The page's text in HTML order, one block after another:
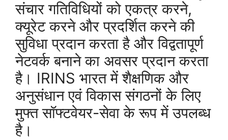
संचार गतिविधियों को एकत्र करने,
क्यूरेट करने और प्रदर्शित करने की
सुविधा प्रदान करता है और विद्वतापूर्ण
नेटवर्क बनाने का अवसर प्रदान करता
है। IRINS भारत में शैक्षणिक और
अनुसंधान एवं विकास संगठनों के लिए
मुफ्त सॉफ्टवेयर-सेवा के रूप में उपलब्ध
है।